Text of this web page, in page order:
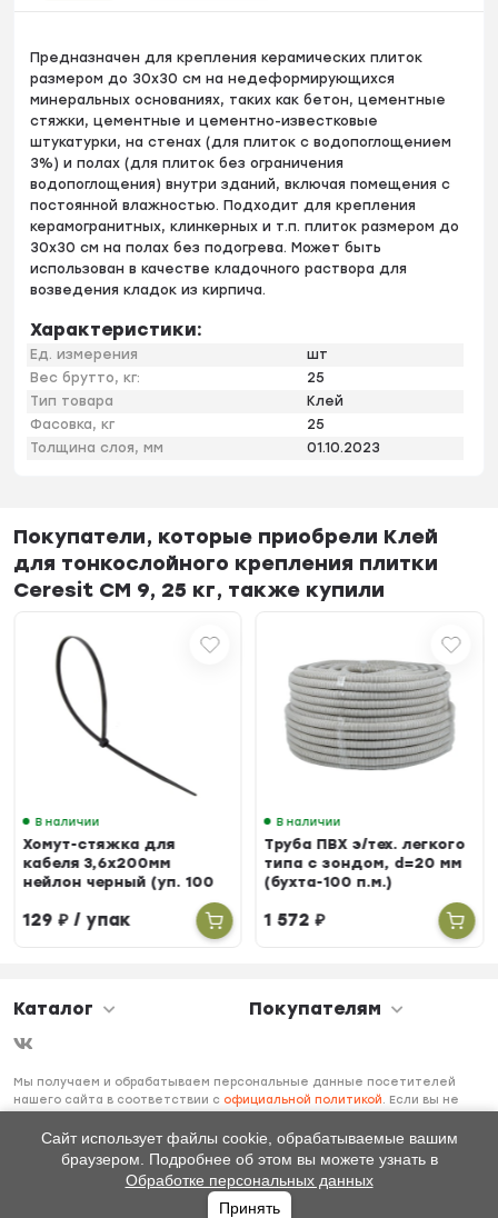
Предназначен для крепления керамических плиток
размером до 30x30 см на недеформирующихся
минеральных основаниях, таких как бетон, цементные
стяжки, цементные и цементно-известковые
штукатурки, на стенах (для плиток с водопоглощением
3%) и полах (для плиток без ограничения
водопоглощения) внутри зданий, включая помещения с
постоянной влажностью. Подходит для крепления
керамогранитных, клинкерных и т.п. плиток размером до
30x30 см на полах без подогрева. Может быть
использован в качестве кладочного раствора для
возведения кладок из кирпича.
Характеристики:
Ед. измерения
шт
Вес брутто, кг:
25
Тип товара
Клей
Фасовка, кг
25
Толщина слоя, мм
01.10.2023
Покупатели, которые приобрели Клей
для тонкослойного крепления плитки
Ceresit CM 9, 25 кг, также купили
В наличии
Хомут-стяжка для
кабеля 3,6х200мм
нейлон черный (уп. 100
129₽/ упак
В наличии
Труба ПВХ э/тех. легкого
типа с зондом, d=20 мм
(бухта-100 п.м.)
1 572₽
Каталог Покупателям
Мы получаем и обрабатываем персональные данные посетителей
нашего сайта в соответствии с официальной политикой
. Если вы не
необходимо покинуть наш сайт.
Сайт использует файлы cookie, обрабатываемые вашим
браузером. Подробнее об этом вы можете узнать в
Обработке персональных данных
Принять